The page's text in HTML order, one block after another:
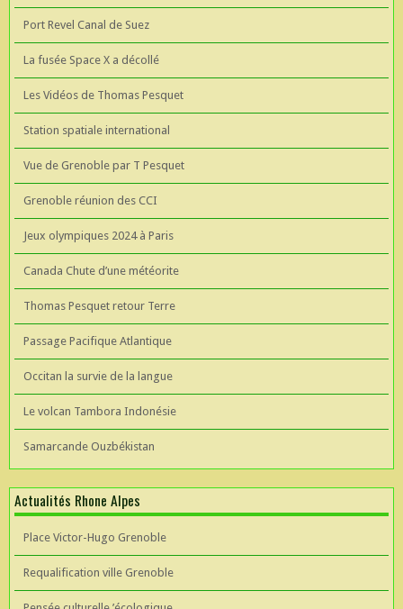
Port Revel Canal de Suez
La fusée Space X a décollé
Les Vidéos de Thomas Pesquet
Station spatiale international
Vue de Grenoble par T Pesquet
Grenoble réunion des CCI
Jeux olympiques 2024 à Paris
Canada Chute d’une météorite
Thomas Pesquet retour Terre
Passage Pacifique Atlantique
Occitan la survie de la langue
Le volcan Tambora Indonésie
Samarcande Ouzbékistan
Actualités Rhone Alpes
Place Victor-Hugo Grenoble
Requalification ville Grenoble